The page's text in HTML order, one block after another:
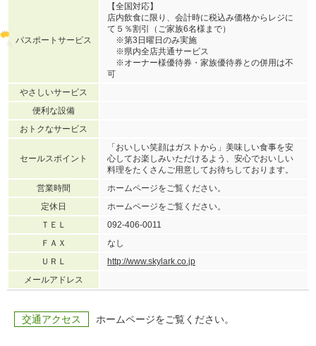
パスポートサービス
【全国対応】
店内飲食に限り、会計時に税込み価格からレジに
て５％割引（ご家族6名様まで）
※第3日曜日のみ実施
※県内全店共通サービス
※オーナー様優待券・家族優待券との併用は不
可
やさしいサービス
便利な設備
おトクなサービス
セールスポイント
「おいしい笑顔はガストから」美味しい食事を安
心してお楽しみいただけるよう、安心でおいしい
料理をたくさんご用意してお待ちしております。
営業時間
ホームページをご覧ください。
定休日
ホームページをご覧ください。
ＴＥＬ
092-406-0011
ＦＡＸ
なし
ＵＲＬ
http://www.skylark.co.jp
メールアドレス
交通アクセス ホームページをご覧ください。